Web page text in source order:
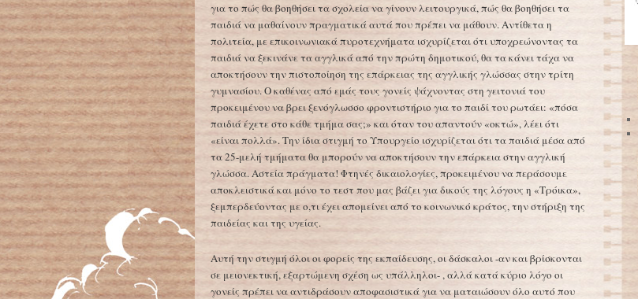
για το πώς θα βοηθήσει τα σχολεία να γίνουν λειτουργικά, πώς θα βοηθήσει τα
παιδιά να μαθαίνουν πραγματικά αυτά που πρέπει να μάθουν. Αντίθετα η
πολιτεία, με επικοινωνιακά πυροτεχνήματα ισχυρίζεται ότι υποχρεώνοντας τα
παιδιά να ξεκινάνε τα αγγλικά από την πρώτη δημοτικού, θα τα κάνει τάχα να
αποκτήσουν την πιστοποίηση της επάρκειας της αγγλικής γλώσσας στην τρίτη
γυμνασίου. Ο καθένας από εμάς τους γονείς ψάχνοντας στη γειτονιά του
προκειμένου να βρει ξενόγλωσσο φροντιστήριο για το παιδί του ρωτάει: «πόσα
παιδιά έχετε στο κάθε τμήμα σας;» και όταν του απαντούν «οκτώ», λέει ότι
«είναι πολλά». Την ίδια στιγμή το Υπουργείο ισχυρίζεται ότι τα παιδιά μέσα από
τα 25-μελή τμήματα θα μπορούν να αποκτήσουν την επάρκεια στην αγγλική
γλώσσα. Αστεία πράγματα! Φτηνές δικαιολογίες, προκειμένου να περάσουμε
αποκλειστικά και μόνο το τεστ που μας βάζει για δικούς της λόγους η «Τρόικα»,
ξεμπερδεύοντας με ο,τι έχει απομείνει από το κοινωνικό κράτος, την στήριξη της
παιδείας και της υγείας.
Αυτή την στιγμή όλοι οι φορείς της εκπαίδευσης, οι δάσκαλοι -αν και βρίσκονται
σε μειονεκτική, εξαρτώμενη σχέση ως υπάλληλοι- , αλλά κατά κύριο λόγο οι
γονείς πρέπει να αντιδράσουν αποφασιστικά για να ματαιώσουν όλο αυτό που